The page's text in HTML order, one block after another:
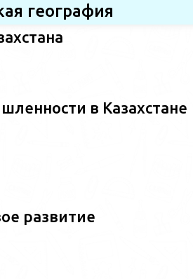
география
в Казахстане
развитие